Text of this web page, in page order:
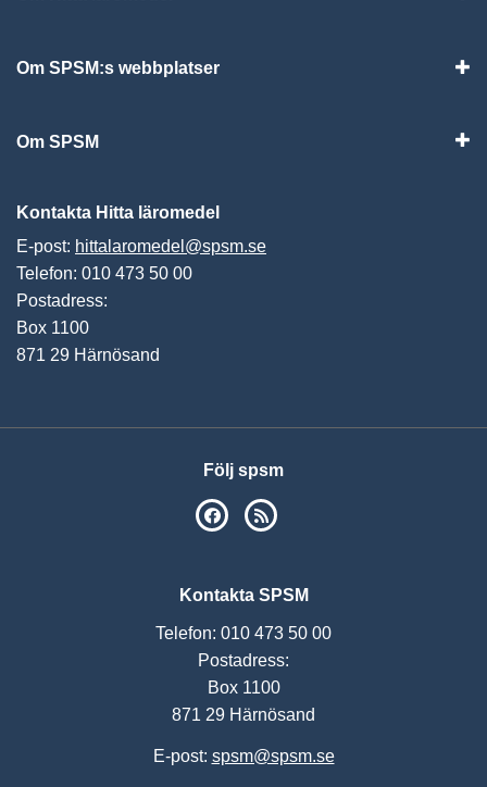
Om SPSM:s webbplatser
Om SPSM
Kontakta Hitta läromedel
E-post: hittalaromedel@spsm.se
Telefon: 010 473 50 00
Postadress:
Box 1100
871 29 Härnösand
Följ spsm
SPSM på Facebook
Kontakta SPSM
Telefon: 010 473 50 00
Postadress:
Box 1100
871 29 Härnösand
E-post: spsm@spsm.se